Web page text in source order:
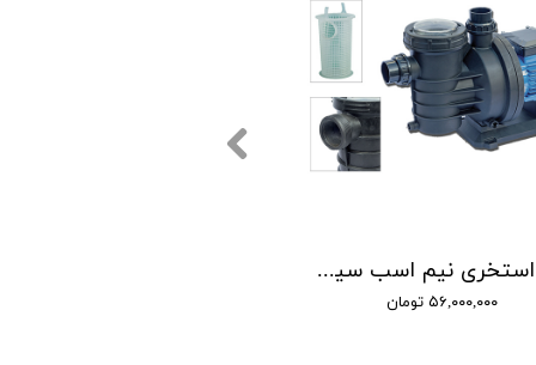
پمپ استخری نیم اسب سیستما SISTEMA مدل TSW 500
۵۶,۰۰۰,۰۰۰ تومان